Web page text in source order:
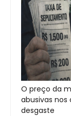
O preço da
abusivas
desgaste